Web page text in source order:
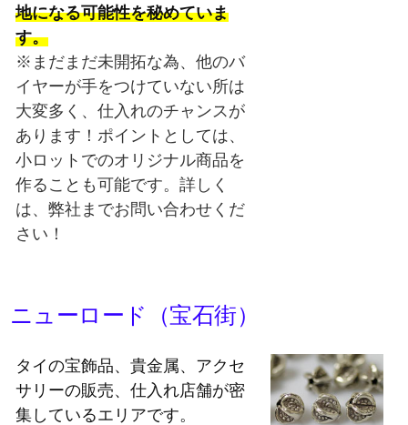
地になる可能性を秘めていま
す。
※まだまだ未開拓な為、他のバ
イヤーが手をつけていない所は
大変多く、仕入れのチャンスが
あります！ポイントとしては、
小ロットでのオリジナル商品を
作ることも可能です。詳しく
は、弊社までお問い合わせくだ
さい！
ニューロード（宝石街）
タイの宝飾品、貴金属、アクセ
サリーの販売、仕入れ店舗が密
集しているエリアです。